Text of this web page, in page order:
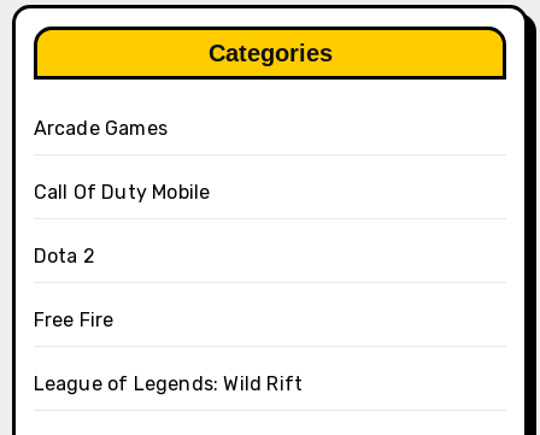
Categories
Arcade Games
Call Of Duty Mobile
Dota 2
Free Fire
League of Legends: Wild Rift